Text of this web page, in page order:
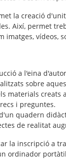
la creació
Així, permet
imatges, vídeos,
a l'eina
sobre
materials creats
i preguntes.
quadern
de realitat
la inscripció a
ordinador